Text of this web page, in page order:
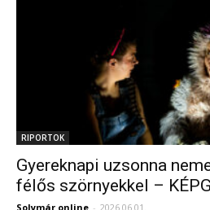
RIPORTOK
Gyereknapi uzsonna
félős szörnyekkel –
Solymár online - 2026.06.01.